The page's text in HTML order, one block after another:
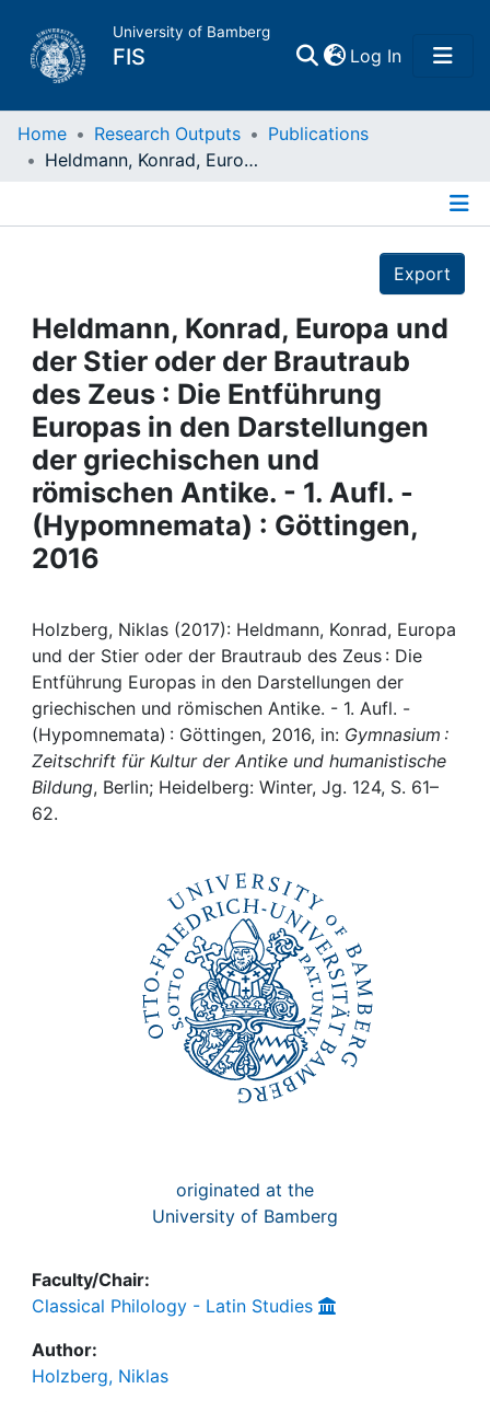
University of Bamberg
FIS Log In(current)
Home
Projects
People
Institutions
Awards
My FIS
Home Research Outputs
Publications
Heldmann, Konrad, Europa und der Stier oder der Brautraub des Zeus : Die Entführung Europas in den Darstellungen der griechischen und römischen Antike. - 1. Aufl. - (Hypomnemata) : Göttingen, 2016
Export
Heldmann, Konrad, Europa und
der Stier oder der Brautraub
des Zeus : Die Entführung
Europas in den Darstellungen
der griechischen und
römischen Antike. - 1. Aufl. -
(Hypomnemata) : Göttingen,
2016
Holzberg, Niklas (2017): Heldmann, Konrad, Europa
und der Stier oder der Brautraub des Zeus : Die
Entführung Europas in den Darstellungen der
griechischen und römischen Antike. - 1. Aufl. -
(Hypomnemata) : Göttingen, 2016, in: Gymnasium :
Zeitschrift für Kultur der Antike und humanistische
Bildung, Berlin; Heidelberg: Winter, Jg. 124, S. 61–
62.
originated at the
University of Bamberg
Faculty/Chair:
Classical Philology - Latin Studies
Author:
Holzberg, Niklas